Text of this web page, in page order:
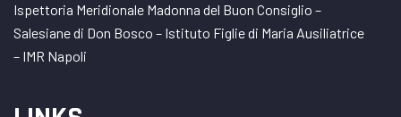
Ispettoria Meridionale Madonna del Buon Consiglio –
Salesiane di Don Bosco – Istituto Figlie di Maria Ausiliatrice
– IMR Napoli